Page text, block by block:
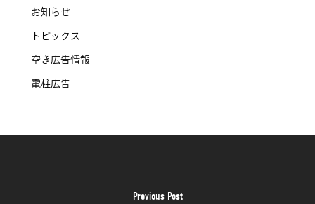
お知らせ
トピックス
空き広告情報
電柱広告
Previous Post